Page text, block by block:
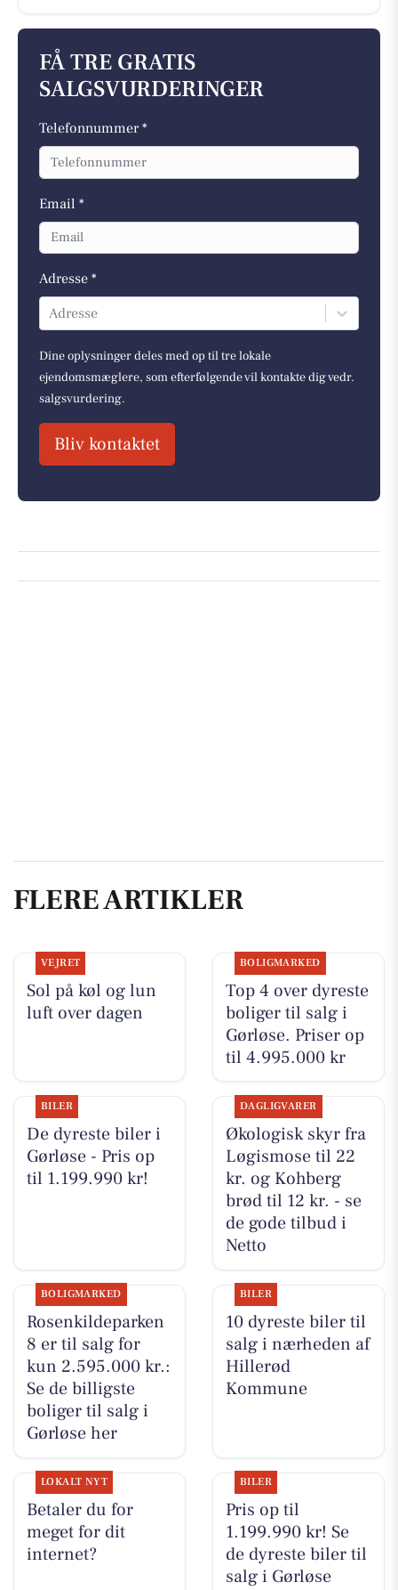
FÅ TRE GRATIS
SALGSVURDERINGER
Telefonnummer *
Email *
Adresse *
Adresse
Dine oplysninger deles med op til tre lokale
ejendomsmæglere, som efterfølgende vil kontakte dig vedr.
salgsvurdering.
Bliv kontaktet
FLERE ARTIKLER
VEJRET
Sol på køl og lun
luft over dagen
BOLIGMARKED
Top 4 over dyreste
boliger til salg i
Gørløse. Priser op
til 4.995.000 kr
BILER
De dyreste biler i
Gørløse - Pris op
til 1.199.990 kr!
DAGLIGVARER
Økologisk skyr fra
Løgismose til 22
kr. og Kohberg
brød til 12 kr. - se
de gode tilbud i
Netto
BOLIGMARKED
Rosenkildeparken
8 er til salg for
kun 2.595.000 kr.:
Se de billigste
boliger til salg i
Gørløse her
BILER
10 dyreste biler til
salg i nærheden af
Hillerød
Kommune
LOKALT NYT
Betaler du for
meget for dit
internet?
BILER
Pris op til
1.199.990 kr! Se
de dyreste biler til
salg i Gørløse